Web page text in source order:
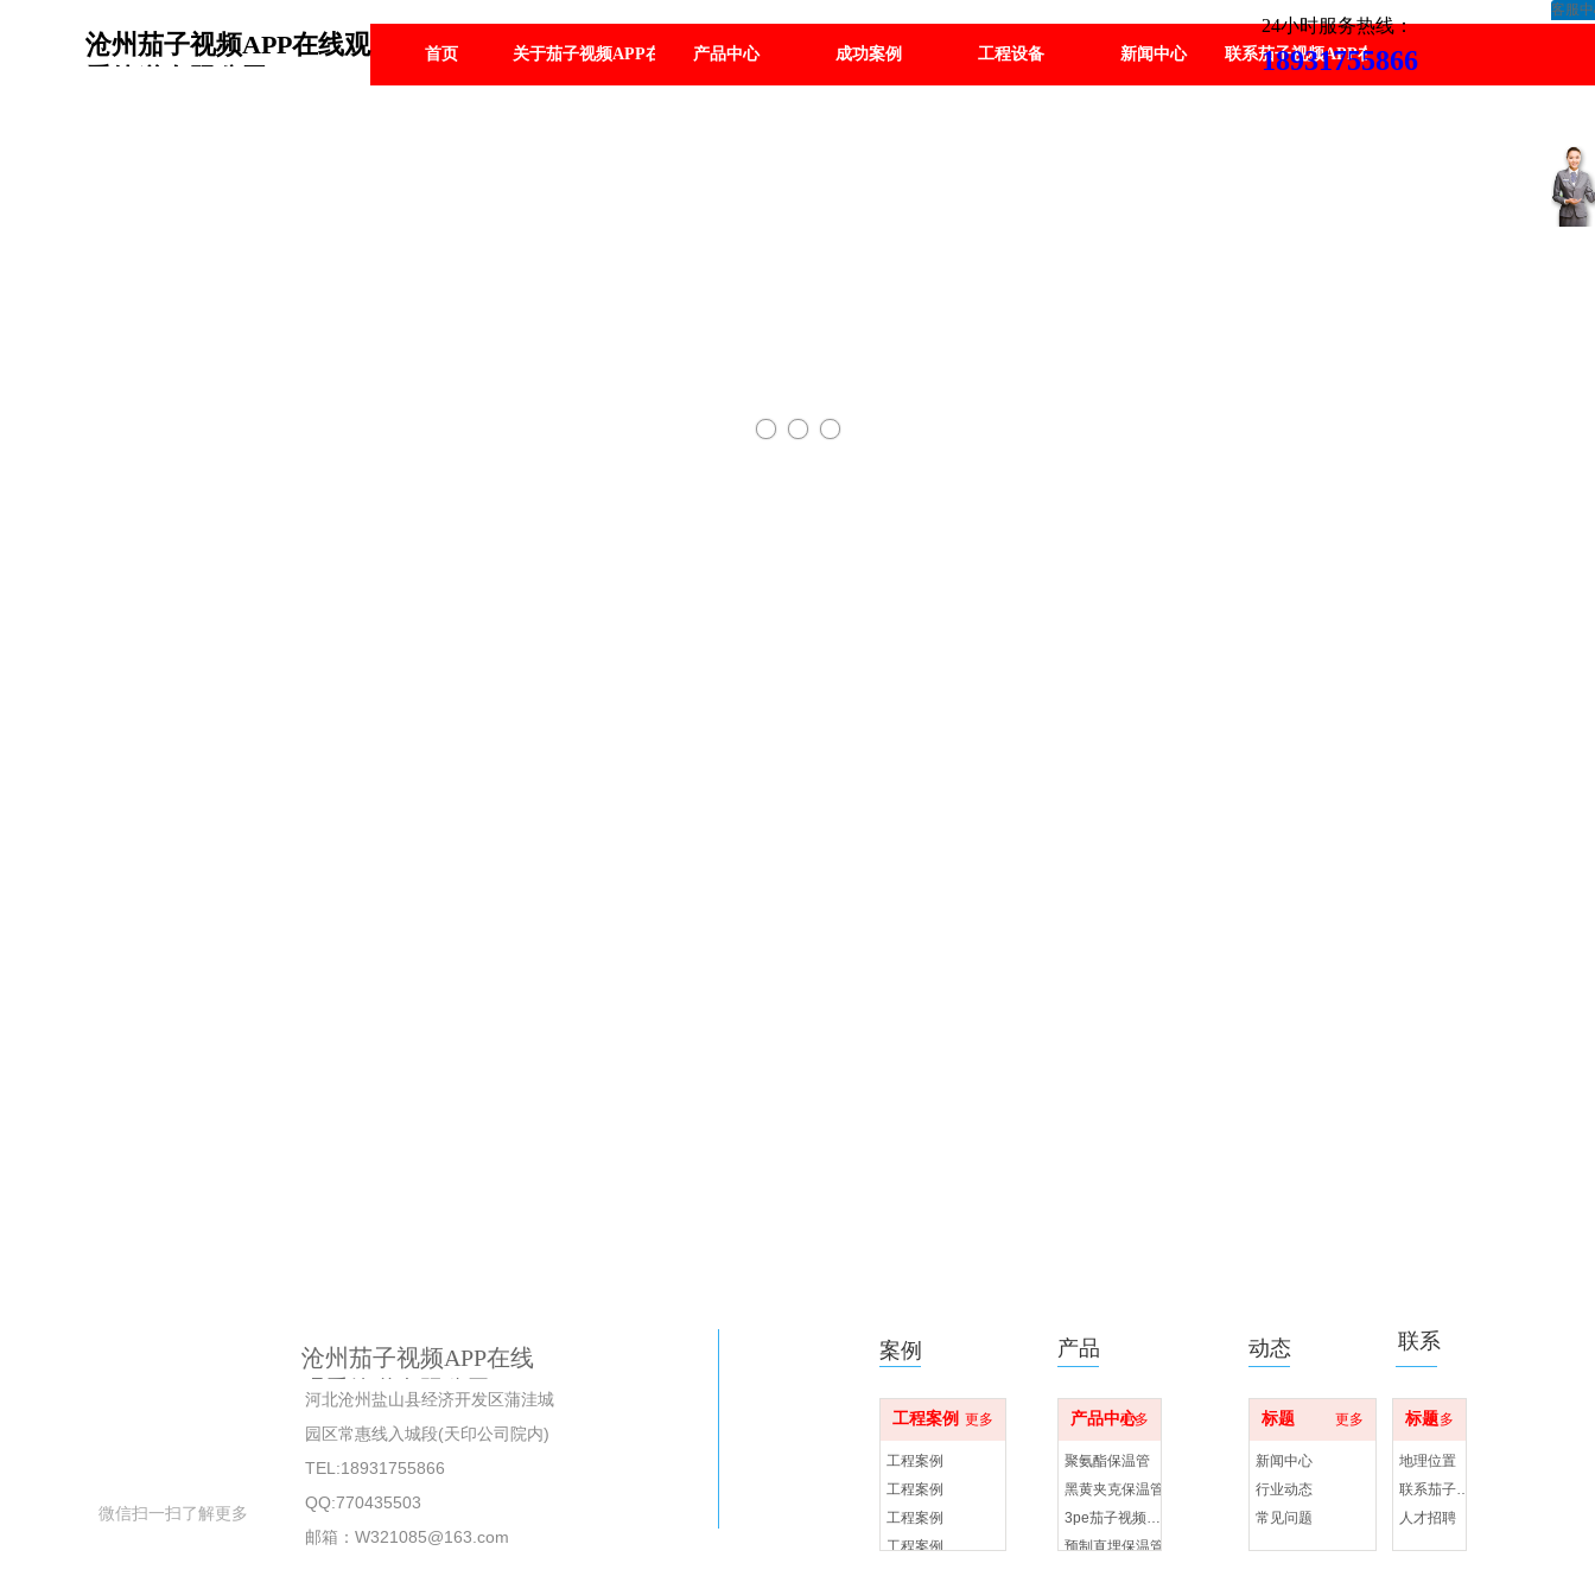
沧州茄子视频APP在线观
24小时服务热线：
18931755866
首页 关于茄子视频APP在线观看产品中心 成功案例 工程设备 新闻中心 联系茄子视频APP在线观看
工程案例 更多
工程案例
工程案例
工程案例
工程案例
标题更多
地理位置
联系茄子视频APP在线观看
人才招聘
产品中心
更多
聚氨酯保温管
黑黄夹克保温管
3pe茄子视频成人网站茄子污视频
预制直埋保温管
标题 更多
新闻中心
行业动态
常见问题
微信扫一扫了解更多
河北沧州盐山县经济开发区蒲洼城
园区常惠线入城段(天印公司院内)
TEL:18931755866
QQ:770435503
邮箱：W321085@163.com
案例 产品 动态 联系
沧州茄子视频APP在线
观看管道有限公司
客服